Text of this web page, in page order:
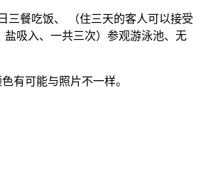
三餐吃饭、 （住三天的客人可以接受
盐吸入、一共三次）参观游泳池、无
有可能与照片不一样。